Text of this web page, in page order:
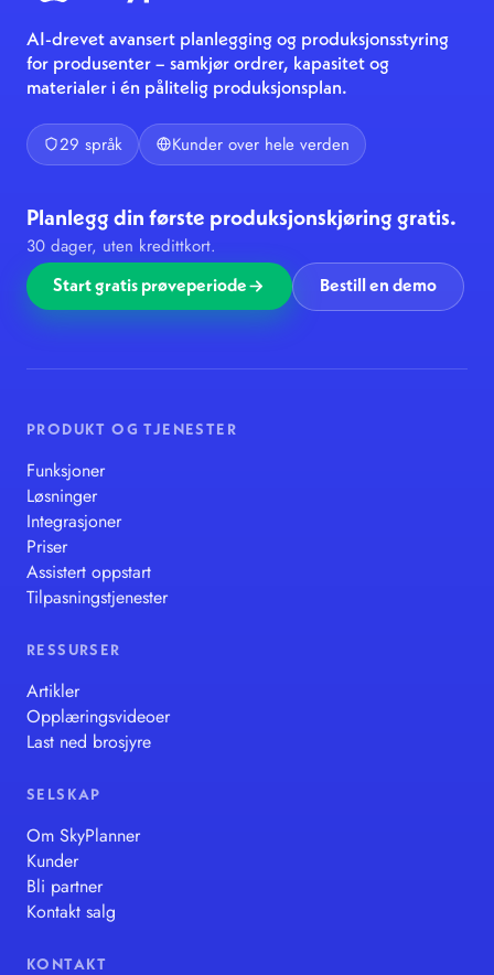
AI-drevet avansert planlegging og produksjonsstyring
for produsenter – samkjør ordrer, kapasitet og
materialer i én pålitelig produksjonsplan.
29 språk Kunder over hele verden
Planlegg din første produksjonskjøring gratis.
30 dager, uten kredittkort.
Start gratis prøveperiode Bestill en demo
PRODUKT OG TJENESTER
Funksjoner
Løsninger
Integrasjoner
Priser
Assistert oppstart
Tilpasningstjenester
RESSURSER
Artikler
Opplæringsvideoer
Last ned brosjyre
SELSKAP
Om SkyPlanner
Kunder
Bli partner
Kontakt salg
KONTAKT